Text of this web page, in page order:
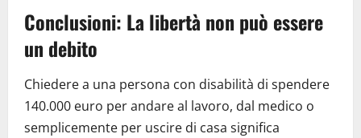
Conclusioni: La libertà non può essere
un debito
Chiedere a una persona con disabilità di spendere
140.000 euro per andare al lavoro, dal medico o
semplicemente per uscire di casa significa